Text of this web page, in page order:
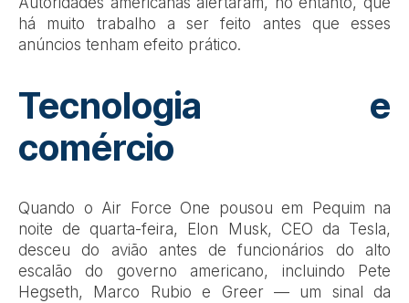
há muito trabalho a ser feito antes que esses
anúncios tenham efeito prático.
Tecnologia e
comércio
Quando o Air Force One pousou em Pequim na
noite de quarta-feira, Elon Musk, CEO da Tesla,
desceu do avião antes de funcionários do alto
escalão do governo americano, incluindo Pete
Hegseth, Marco Rubio e Greer — um sinal da